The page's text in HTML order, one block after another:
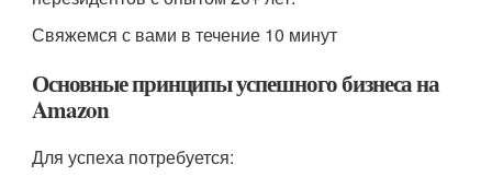
Свяжемся с вами в течение 10 минут
Основные принципы успешного бизнеса на
Amazon
Для успеха потребуется: